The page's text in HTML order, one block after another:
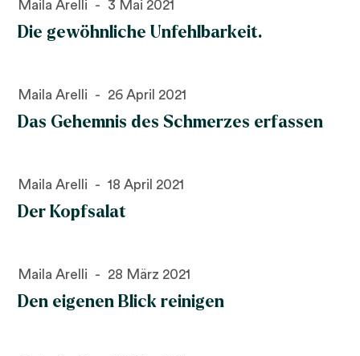
Die gewöhnliche Unfehlbarkeit.
Maila Arelli 3 Mai 2021
Das Gehemnis des Schmerzes erfassen
Maila Arelli 26 April 2021
Der Kopfsalat
Maila Arelli 18 April 2021
Den eigenen Blick reinigen
Maila Arelli 28 März 2021